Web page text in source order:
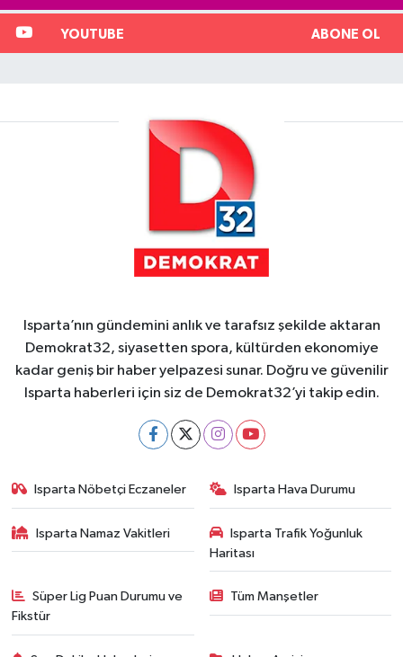
YOUTUBE ABONE OL
Isparta’nın gündemini anlık ve tarafsız şekilde aktaran
Demokrat32, siyasetten spora, kültürden ekonomiye
kadar geniş bir haber yelpazesi sunar. Doğru ve güvenilir
Isparta haberleri için siz de Demokrat32’yi takip edin.
Isparta Nöbetçi Eczaneler Isparta Hava Durumu
Isparta Namaz Vakitleri
Isparta Trafik Yoğunluk
Haritası
Süper Lig Puan Durumu ve
Fikstür
Tüm Manşetler